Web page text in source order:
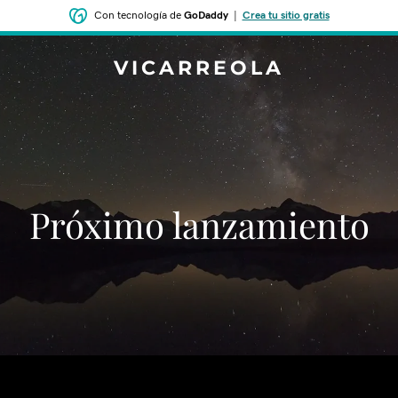
Con tecnología de GoDaddy| Crea tu sitio gratis
VICARREOLA
‌‌Próximo lanzamiento